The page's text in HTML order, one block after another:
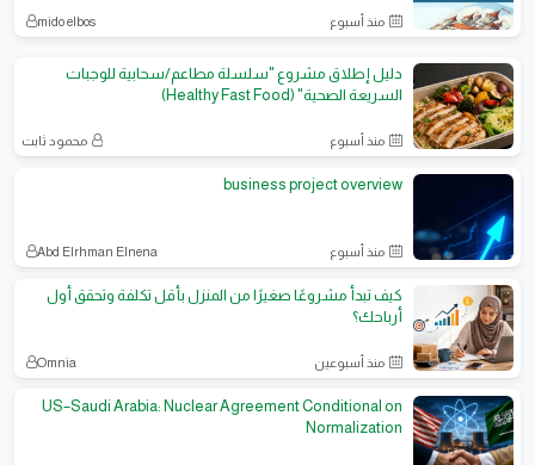
منذ أسبوع mido elbos
دليل إطلاق مشروع "سلسلة مطاعم/سحابية للوجبات
السريعة الصحية" (Healthy Fast Food)
منذ أسبوع محمود ثابت
business project overview
منذ أسبوع Abd Elrhman Elnena
كيف تبدأ مشروعًا صغيرًا من المنزل بأقل تكلفة وتحقق أول
أرباحك؟
منذ أسبوعين Omnia
US–Saudi Arabia: Nuclear Agreement Conditional on
Normalization